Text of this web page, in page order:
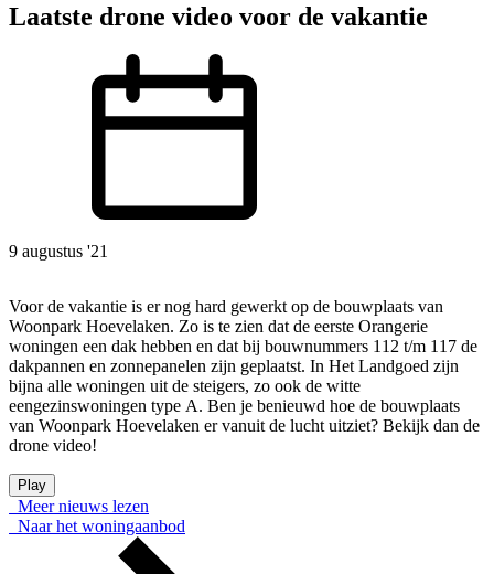
Laatste drone video voor de vakantie
9 augustus '21
Voor de vakantie is er nog hard gewerkt op de bouwplaats van
Woonpark Hoevelaken. Zo is te zien dat de eerste Orangerie
woningen een dak hebben en dat bij bouwnummers 112 t/m 117 de
dakpannen en zonnepanelen zijn geplaatst. In Het Landgoed zijn
bijna alle woningen uit de steigers, zo ook de witte
eengezinswoningen type A. Ben je benieuwd hoe de bouwplaats
van Woonpark Hoevelaken er vanuit de lucht uitziet? Bekijk dan de
drone video!
Play
Meer nieuws lezen
Naar het woningaanbod